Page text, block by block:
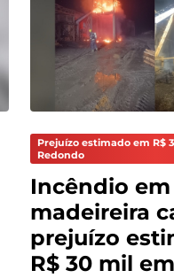
Prejuízo estimado em R$
Redondo
Incêndio
madeireira
prejuízo
R$ 30 mil